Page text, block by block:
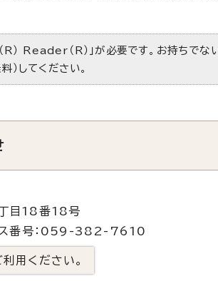
） Reader（R）」が必要です。お持ちでな
）してください。
目18番18号
番号：059-382-7610
用ください。